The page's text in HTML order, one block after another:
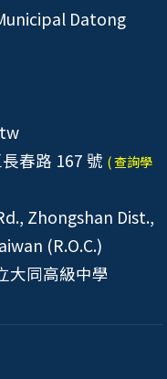
Datong
春路 167 號 ( 查詢學
Zhongshan Dist.,
(R.O.C.)
大同高級中學